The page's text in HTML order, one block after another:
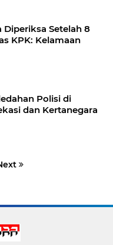
Diperiksa Setelah 8
KPK: Kelamaan
Polisi di
dan Kertanegara